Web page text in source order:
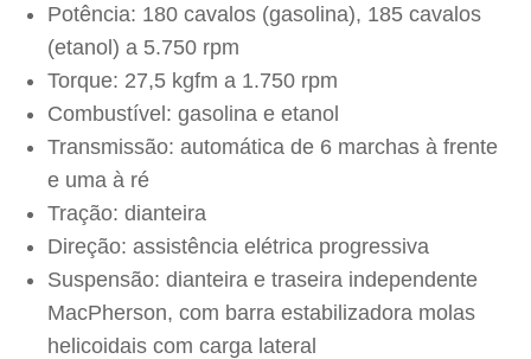
Potência: 180 cavalos (gasolina), 185 cavalos
(etanol) a 5.750 rpm
Torque: 27,5 kgfm a 1.750 rpm
Combustível: gasolina e etanol
Transmissão: automática de 6 marchas à frente
e uma à ré
Tração: dianteira
Direção: assistência elétrica progressiva
Suspensão: dianteira e traseira independente
MacPherson, com barra estabilizadora molas
helicoidais com carga lateral